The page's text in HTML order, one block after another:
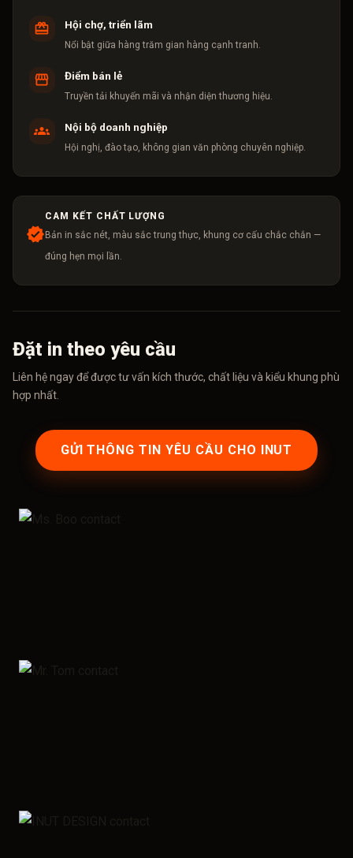
Hội chợ, triển lãm
Nổi bật giữa hàng trăm gian hàng cạnh tranh.
Điểm bán lẻ
Truyền tải khuyến mãi và nhận diện thương hiệu.
Nội bộ doanh nghiệp
Hội nghị, đào tạo, không gian văn phòng chuyên nghiệp.
CAM KẾT CHẤT LƯỢNG
Bản in sắc nét, màu sắc trung thực, khung cơ cấu chắc chắn —
đúng hẹn mọi lần.
Đặt in theo yêu cầu
Liên hệ ngay để được tư vấn kích thước, chất liệu và kiểu khung phù
hợp nhất.
GỬI THÔNG TIN YÊU CẦU CHO INUT